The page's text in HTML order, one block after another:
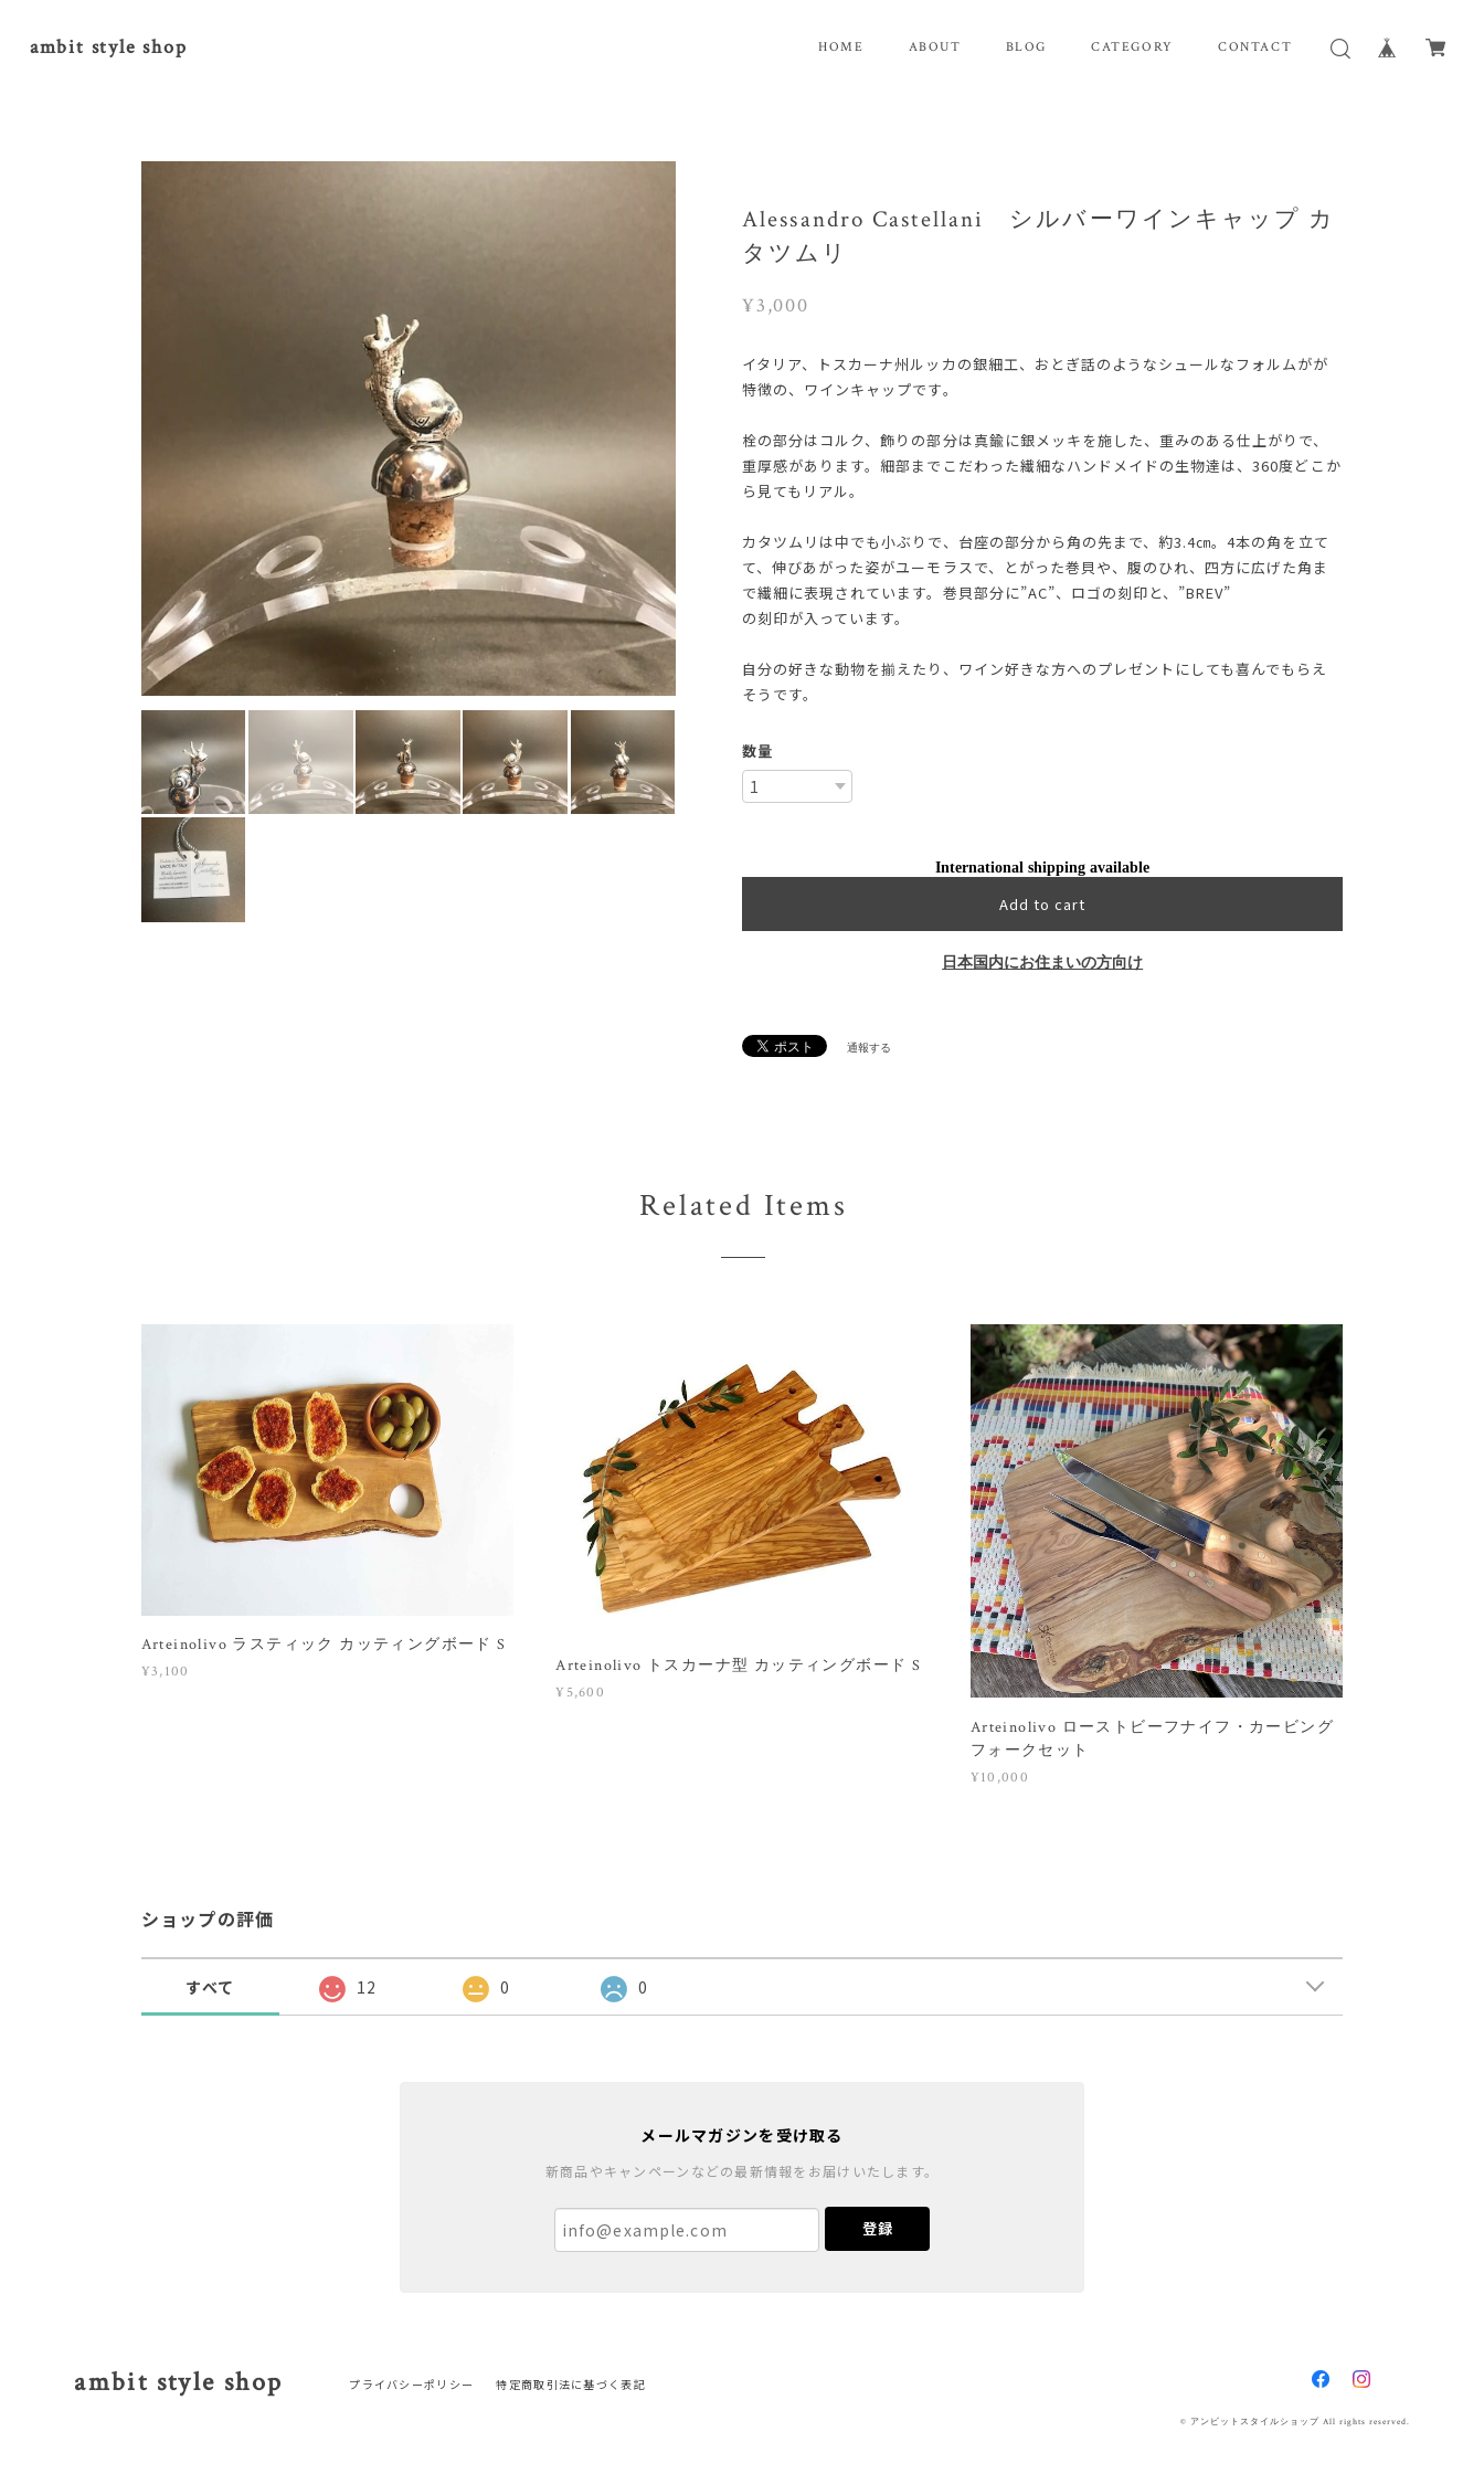
ambit style shop HOME ABOUT BLOG CATEGORY CONTACT
Alessandro Castellani シルバーワインキャップ カ
タツムリ
¥3,000
イタリア、トスカーナ州ルッカの銀細工、おとぎ話のようなシュールなフォルムがが
特徴の、ワインキャップです。
栓の部分はコルク、飾りの部分は真鍮に銀メッキを施した、重みのある仕上がりで、
重厚感があります。細部までこだわった繊細なハンドメイドの生物達は、360度どこか
ら見てもリアル。
カタツムリは中でも小ぶりで、台座の部分から角の先まで、約3.4㎝。4本の角を立て
て、伸びあがった姿がユーモラスで、とがった巻貝や、腹のひれ、四方に広げた角ま
で繊細に表現されています。巻貝部分に”AC”、ロゴの刻印と、”BREV”
の刻印が入っています。
自分の好きな動物を揃えたり、ワイン好きな方へのプレゼントにしても喜んでもらえ
そうです。
数量
International shipping available
Add to cart
日本国内にお住まいの方向け
通報する
Related Items
Arteinolivo ラスティック カッティングボード S
¥3,100 Arteinolivo トスカーナ型 カッティングボード S
¥5,600
Arteinolivo ローストビーフナイフ・カービング
フォークセット
¥10,000
ショップの評価
すべて 12 0 0
メールマガジンを受け取る
新商品やキャンペーンなどの最新情報をお届けいたします。
登録
ambit style shop プライバシーポリシー 特定商取引法に基づく表記
© アンビットスタイルショップ All rights reserved.